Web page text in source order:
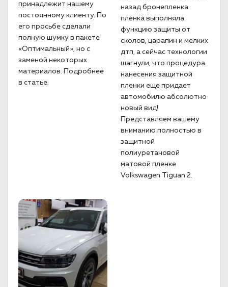
принадлежит нашему
постоянному клиенту. По
его просьбе сделали
полную шумку в пакете
«Оптимальный», но с
заменой некоторых
материалов. Подробнее
в статье.
назад бронепленка
пленка выполняла
функцию защиты от
сколов, царапин и мелких
дтп, а сейчас технологии
шагнули, что процедура
нанесения защитной
пленки еще придает
автомобилю абсолютно
новый вид!
Представляем вашему
вниманию полностью в
защитной
полиуретановой
матовой пленке
Volkswagen Tiguan 2.